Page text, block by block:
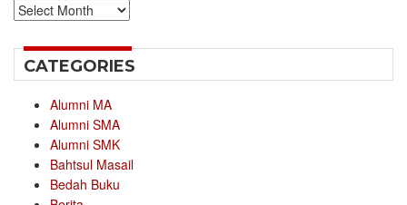
Archives
CATEGORIES
Alumni MA
Alumni SMA
Alumni SMK
Bahtsul Masail
Bedah Buku